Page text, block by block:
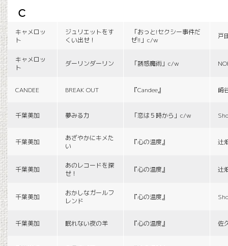
c
キャメロッ
ト
ジュリエットをす
くい出せ！
「おっと!セクシー事件だ
ぜ!!」c/w
戸
キャメロッ
ト
ダーリンダーリン 「誘惑魔術」c/w
CANDEE BREAK OUT 『Candee』 崎
千葉美加 夢みる力 「恋は５時から」c/w
千葉美加
あざやかにキメた
い
『心の温度』 辻
千葉美加
あのレコードを探
せ！
『心の温度』 辻
千葉美加
おかしなガールフ
レンド
『心の温度』
千葉美加 眠れない夜の羊 『心の温度』 佐